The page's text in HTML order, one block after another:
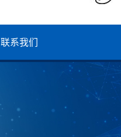
联系我们